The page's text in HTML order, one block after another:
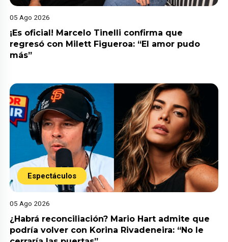
05 Ago 2026
¡Es oficial! Marcelo Tinelli confirma que
regresó con Milett Figueroa: “El amor pudo
más”
Espectáculos
05 Ago 2026
¿Habrá reconciliación? Mario Hart admite que
podría volver con Korina Rivadeneira: “No le